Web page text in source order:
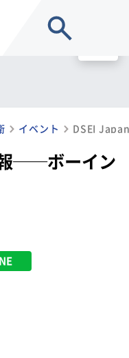
イベント DSEI
──ボーイン